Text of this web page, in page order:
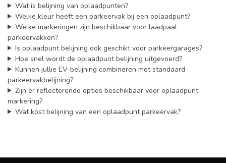
Wat is belijning van oplaadpunten?
Welke kleur heeft een parkeervak bij een oplaadpunt?
Welke markeringen zijn beschikbaar voor laadpaal
parkeervakken?
Is oplaadpunt belijning ook geschikt voor parkeergarages?
Hoe snel wordt de oplaadpunt belijning uitgevoerd?
Kunnen jullie EV-belijning combineren met standaard
parkeervakbelijning?
Zijn er reflecterende opties beschikbaar voor oplaadpunt
markering?
Wat kost belijning van een oplaadpunt parkeervak?